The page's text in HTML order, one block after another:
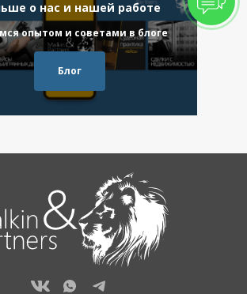
о нас и нашей работе
опытом и советами в блоге
Блог